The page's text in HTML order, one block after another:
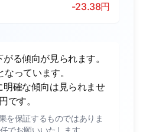
-23.38円
る傾向が見られます。
っています。
確な傾向は見られませ
です。
を保証するものではありま
でお願いいたします。